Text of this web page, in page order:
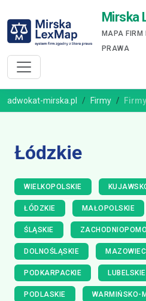
Mirska
MAPA FIRM
PRAWA
adwokat-mirska.pl Firmy
Łódzkie
WIELKOPOLSKIE
ŁÓDZKIE MAŁOPOLSKIE
ŚLĄSKIE
DOLNOŚLĄSKIE
PODKARPACKIE LUBELSKIE
PODLASKIE WARMIŃSKO-